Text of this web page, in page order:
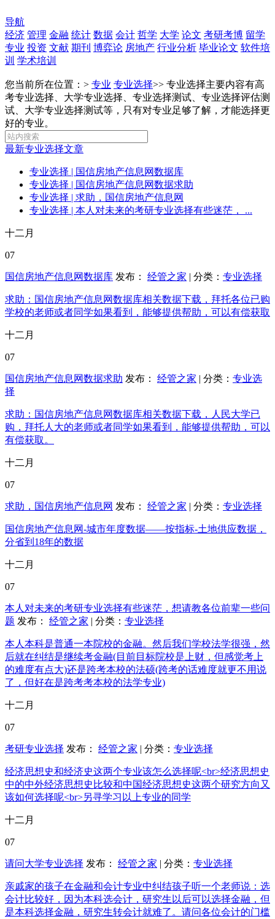
导航
经济 管理 金融 统计 数据 会计 哲学 大学 论文 考研考博 留学
专业 投资 文献 期刊 博弈论 房地产 行业分析 毕业论文 软件培
训 学术培训
您当前所在位置：> 专业 专业选择>> 专业选择主要内容有高
考专业选择、大学专业选择、专业选择测试、专业选择评估测
试、大学专业选择测试等，只有对专业足够了解，才能选择更
好的专业。
最新专业选择文章
专业选择 | 国信房地产信息网数据库
专业选择 | 国信房地产信息网数据求助
专业选择 | 求助，国信房地产信息网
专业选择 | 本人对未来的考研专业选择有些迷茫， ...
十二月
07
国信房地产信息网数据库 发布： 经管之家 | 分类： 专业选择
求助：国信房地产信息网数据库相关数据下载，拜托各位已购
学校的老师或者同学如果看到，能够提供帮助，可以有偿获取
十二月
07
国信房地产信息网数据求助 发布： 经管之家 | 分类： 专业选
择
求助：国信房地产信息网数据库相关数据下载，人民大学已
购，拜托人大的老师或者同学如果看到，能够提供帮助，可以
有偿获取。
十二月
07
求助，国信房地产信息网 发布： 经管之家 | 分类： 专业选择
国信房地产信息网-城市年度数据——按指标-土地供应数据，
分省到18年的数据
十二月
07
本人对未来的考研专业选择有些迷茫，想请教各位前辈一些问
题 发布： 经管之家 | 分类： 专业选择
本人本科是普通一本院校的金融。然后我们学校法学很强，然
后就在纠结是继续考金融(目前目标院校是上财，但感觉考上
的难度有点大)还是跨考本校的法硕(跨考的话难度就更不用说
了，但好在是跨考考本校的法学专业)
十二月
07
考研专业选择 发布： 经管之家 | 分类： 专业选择
经济思想史和经济史这两个专业该怎么选择呢<br>经济思想史
中的中外经济思想史比较和中国经济思想史这两个研究方向又
该如何选择呢<br>另寻学习以上专业的同学
十二月
07
请问大学专业选择 发布： 经管之家 | 分类： 专业选择
亲戚家的孩子在金融和会计专业中纠结孩子听一个老师说：选
会计比较好，因为本科选会计，研究生以后可以选择金融，但
是本科选择金融，研究生转会计就难了。请问各位会计的门槛